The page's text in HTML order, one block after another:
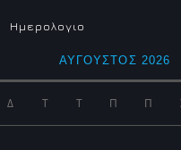
Ημερολογιο
ΑΎΓΟΥΣΤΟΣ 2026
Δ Τ Τ Π Π